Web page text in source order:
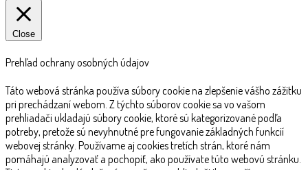
Close
Prehľad ochrany osobných údajov
Táto webová stránka používa súbory cookie na zlepšenie vášho zážitku
pri prechádzaní webom. Z týchto súborov cookie sa vo vašom
prehliadači ukladajú súbory cookie, ktoré sú kategorizované podľa
potreby, pretože sú nevyhnutné pre fungovanie základných funkcií
webovej stránky. Používame aj cookies tretích strán, ktoré nám
pomáhajú analyzovať a pochopiť, ako používate túto webovú stránku.